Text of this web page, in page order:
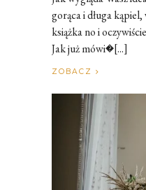
gorąca i długa
książka no i
Jak już mówi�[...]
ZOBACZ